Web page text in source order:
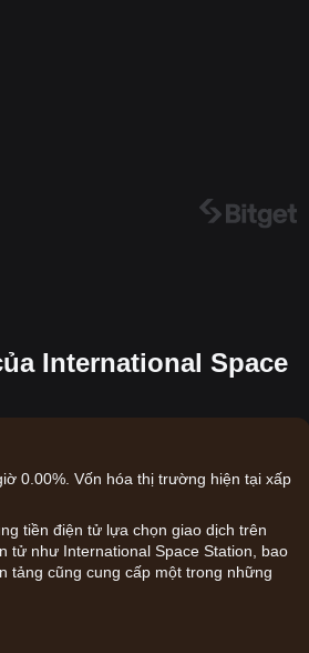
International Space
0.00%. Vốn hóa thị trường hiện tại xấp
tiền điện tử lựa chọn giao dịch trên
tử như International Space Station, bao
tảng cũng cung cấp một trong những